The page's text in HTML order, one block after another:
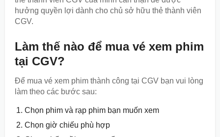
hưởng quyền lợi dành cho chủ sở hữu thẻ thành viên
CGV.
Làm thế nào để mua vé xem phim
tại CGV?
Để mua vé xem phim thành công tại CGV bạn vui lòng
làm theo các bước sau:
Chọn phim và rạp phim bạn muốn xem
Chọn giờ chiếu phù hợp